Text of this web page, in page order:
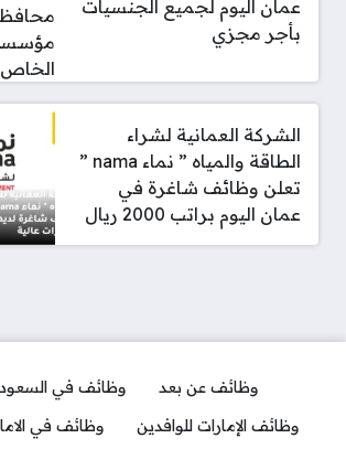
عمان اليوم لجميع الجنسيات
بأجر مجزي
الشركة العمانية لشراء
الطاقة والمياه ” نماء nama ”
تعلن وظائف شاغرة في
عمان اليوم براتب 2000 ريال
وظائف عن بعد
وظائف في
وظائف الإمارات للوافدين
وظائف في